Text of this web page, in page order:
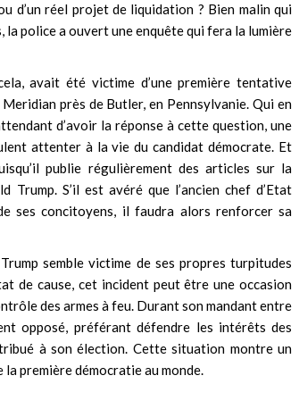
d’un réel projet de liquidation ? Bien malin qui
police a ouvert une enquête qui fera la lumière
avait été victime d’une première tentative
près de Butler, en Pennsylvanie. Qui en
d’avoir la réponse à cette question, une
attenter à la vie du candidat démocrate. Et
publie régulièrement des articles sur la
S’il est avéré que l’ancien chef d’Etat
ses concitoyens, il faudra alors renforcer sa
semble victime de ses propres turpitudes
de cause, cet incident peut être une occasion
des armes à feu. Durant son mandant entre
opposé, préférant défendre les intérêts des
à son élection. Cette situation montre un
première démocratie au monde.